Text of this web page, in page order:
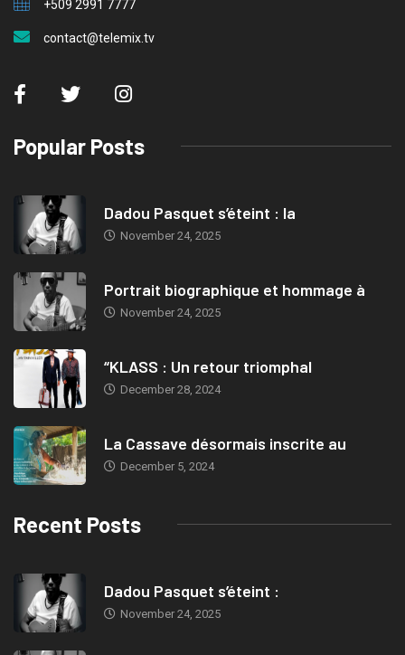
+509 2991 7777
contact@telemix.tv
Popular Posts
Dadou Pasquet s’éteint : la
November 24, 2025
Portrait biographique et hommage à
November 24, 2025
“KLASS : Un retour triomphal
December 28, 2024
La Cassave désormais inscrite au
December 5, 2024
Recent Posts
Dadou Pasquet s’éteint :
November 24, 2025